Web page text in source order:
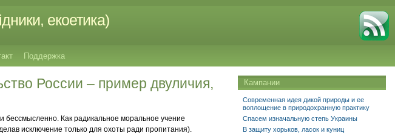
екоетика)
Поддержка
России – пример двуличия,
бессмысленно. Как радикальное моральное учение
исключение только для охоты ради пропитания).
Кампании
Современная идея дикой природы и ее
воплощение в природохранную практику
Спасем изначальную степь Украины
В защиту хорьков, ласок и куниц